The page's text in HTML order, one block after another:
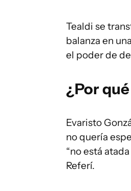
Tealdi se
balanza en
el poder de
¿Por
Evaristo
no quería
“no está
Referí.